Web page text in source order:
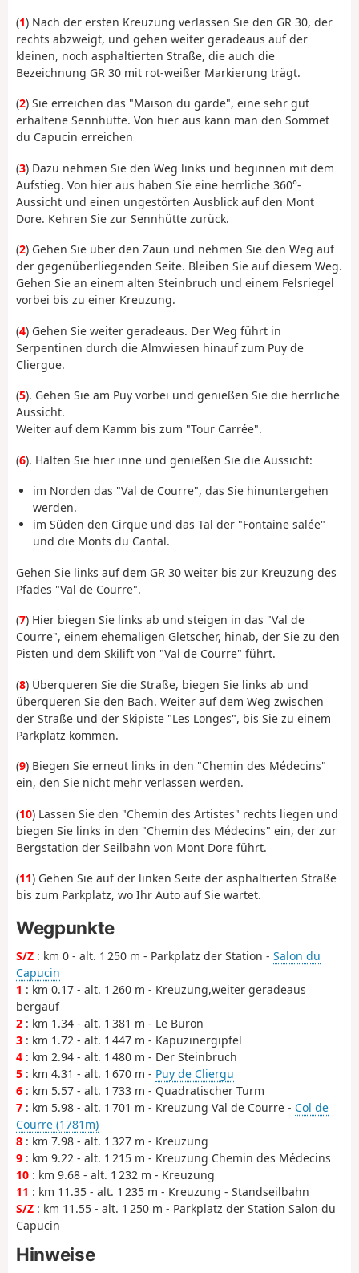
(1) Nach der ersten Kreuzung verlassen Sie den GR 30, der
rechts abzweigt, und gehen weiter geradeaus auf der
kleinen, noch asphaltierten Straße, die auch die
Bezeichnung GR 30 mit rot-weißer Markierung trägt.
(2) Sie erreichen das "Maison du garde", eine sehr gut
erhaltene Sennhütte. Von hier aus kann man den Sommet
du Capucin erreichen
(3) Dazu nehmen Sie den Weg links und beginnen mit dem
Aufstieg. Von hier aus haben Sie eine herrliche 360°-
Aussicht und einen ungestörten Ausblick auf den Mont
Dore. Kehren Sie zur Sennhütte zurück.
(2) Gehen Sie über den Zaun und nehmen Sie den Weg auf
der gegenüberliegenden Seite. Bleiben Sie auf diesem Weg.
Gehen Sie an einem alten Steinbruch und einem Felsriegel
vorbei bis zu einer Kreuzung.
(4) Gehen Sie weiter geradeaus. Der Weg führt in
Serpentinen durch die Almwiesen hinauf zum Puy de
Cliergue.
(5). Gehen Sie am Puy vorbei und genießen Sie die herrliche
Aussicht.
Weiter auf dem Kamm bis zum "Tour Carrée".
(6). Halten Sie hier inne und genießen Sie die Aussicht:
im Norden das "Val de Courre", das Sie hinuntergehen
werden.
im Süden den Cirque und das Tal der "Fontaine salée"
und die Monts du Cantal.
Gehen Sie links auf dem GR 30 weiter bis zur Kreuzung des
Pfades "Val de Courre".
(7) Hier biegen Sie links ab und steigen in das "Val de
Courre", einem ehemaligen Gletscher, hinab, der Sie zu den
Pisten und dem Skilift von "Val de Courre" führt.
(8) Überqueren Sie die Straße, biegen Sie links ab und
überqueren Sie den Bach. Weiter auf dem Weg zwischen
der Straße und der Skipiste "Les Longes", bis Sie zu einem
Parkplatz kommen.
(9) Biegen Sie erneut links in den "Chemin des Médecins"
ein, den Sie nicht mehr verlassen werden.
(10) Lassen Sie den "Chemin des Artistes" rechts liegen und
biegen Sie links in den "Chemin des Médecins" ein, der zur
Bergstation der Seilbahn von Mont Dore führt.
(11) Gehen Sie auf der linken Seite der asphaltierten Straße
bis zum Parkplatz, wo Ihr Auto auf Sie wartet.
Wegpunkte
S/Z : km 0 - alt. 1 250 m - Parkplatz der Station - Salon du
Capucin
1 : km 0.17 - alt. 1 260 m - Kreuzung,weiter geradeaus
bergauf
2 : km 1.34 - alt. 1 381 m - Le Buron
3 : km 1.72 - alt. 1 447 m - Kapuzinergipfel
4 : km 2.94 - alt. 1 480 m - Der Steinbruch
5 : km 4.31 - alt. 1 670 m - Puy de Cliergu
6 : km 5.57 - alt. 1 733 m - Quadratischer Turm
7 : km 5.98 - alt. 1 701 m - Kreuzung Val de Courre - Col de
Courre (1781m)
8 : km 7.98 - alt. 1 327 m - Kreuzung
9 : km 9.22 - alt. 1 215 m - Kreuzung Chemin des Médecins
10 : km 9.68 - alt. 1 232 m - Kreuzung
11 : km 11.35 - alt. 1 235 m - Kreuzung - Standseilbahn
S/Z : km 11.55 - alt. 1 250 m - Parkplatz der Station Salon du
Capucin
Hinweise